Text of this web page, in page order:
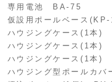
専用電池 BA-75
仮設用ポールベース
ハウジングケース(1本)
ハウジングケース(1本)
ハウジングケース(1本)
ハウジング型ポールカ